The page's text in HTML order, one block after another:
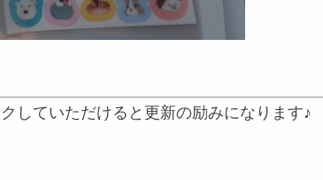
していただけると更新の励みになります♪